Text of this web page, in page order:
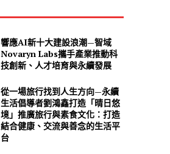
響應AI新十大建設浪潮—智域
Novaryn Labs攜手產業推動科
技創新、人才培育與永續發展
從一場旅行找到人生方向—永續
生活倡導者劉鴻鑫打造「晴日悠
境」推廣旅行與素食文化：打造
結合健康、交流與善念的生活平
台